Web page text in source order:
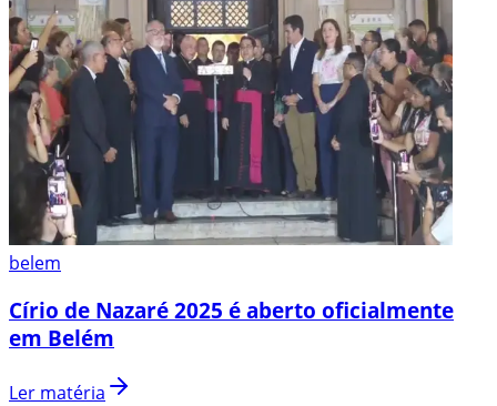
belem
Círio de Nazaré 2025 é aberto oficialmente
em Belém
Ler matéria